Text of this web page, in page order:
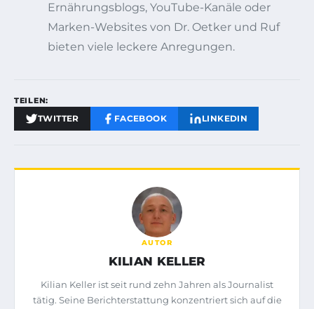
Ernährungsblogs, YouTube-Kanäle oder
Marken-Websites von Dr. Oetker und Ruf
bieten viele leckere Anregungen.
TEILEN:
TWITTER FACEBOOK LINKEDIN
AUTOR
KILIAN KELLER
Kilian Keller ist seit rund zehn Jahren als Journalist
tätig. Seine Berichterstattung konzentriert sich auf die